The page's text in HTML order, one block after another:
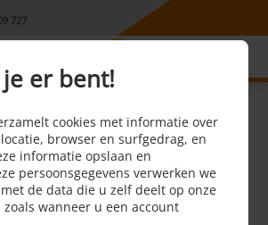
727
afsluiten?
er bent!
cookies met informatie over
browser en surfgedrag, en
informatie opslaan en
persoonsgegevens verwerken we
de data die u zelf deelt op onze
zoals wanneer u een account